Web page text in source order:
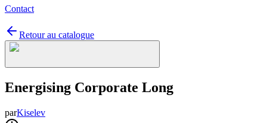
Contact
Retour au catalogue
Energising Corporate Long
parKiselev